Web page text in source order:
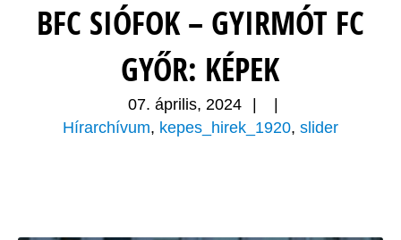
BFC SIÓFOK – GYIRMÓT FC
GYŐR: KÉPEK
07. április, 2024
Hírarchívum, kepes_hirek_1920, slider